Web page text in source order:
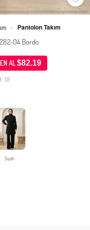
> Pantolon Takım
04 Bordo
AL$82.19
: 59
Siyah